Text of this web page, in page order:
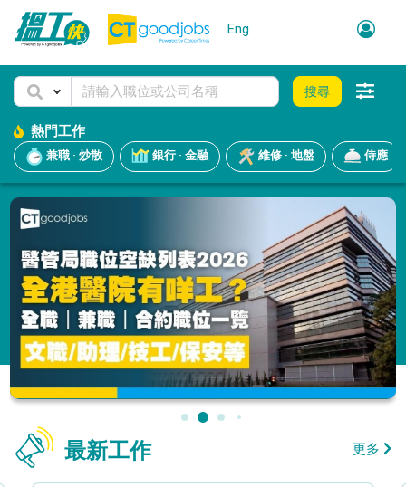
Eng
搜尋
熱門工作
兼職 · 炒散 銀行 · 金融 維修 · 地盤 侍應
最新工作 更多